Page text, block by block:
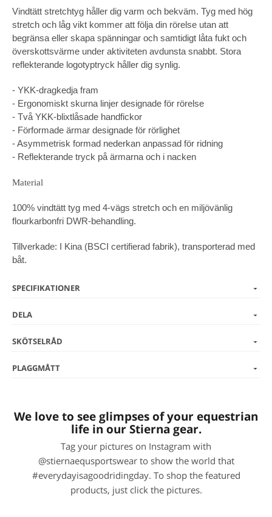
Vindtätt stretchtyg håller dig varm och bekväm. Tyg med hög
stretch och låg vikt kommer att följa din rörelse utan att
begränsa eller skapa spänningar och samtidigt låta fukt och
överskottsvärme under aktiviteten avdunsta snabbt. Stora
reflekterande logotyptryck håller dig synlig.
- YKK-dragkedja fram
- Ergonomiskt skurna linjer designade för rörelse
- Två YKK-blixtlåsade handfickor
- Förformade ärmar designade för rörlighet
- Asymmetrisk formad nederkan anpassad för ridning
- Reflekterande tryck på ärmarna och i nacken
Material
100% vindtätt tyg med 4-vägs stretch och en miljövänlig
flourkarbonfri DWR-behandling.
Tillverkade: I Kina (BSCI certifierad fabrik), transporterad med
båt.
SPECIFIKATIONER
DELA
SKÖTSELRÅD
PLAGGMÅTT
We love to see glimpses of your equestrian
life in our Stierna gear.
Tag your pictures on Instagram with
@stiernaequsportswear to show the world that
#everydayisagoodridingday. To shop the featured
products, just click the pictures.